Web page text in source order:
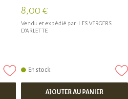
8,00 €
Vendu et expédié par : LES VERGERS
D'ARLETTE
En stock
AJOUTER AU PANIER